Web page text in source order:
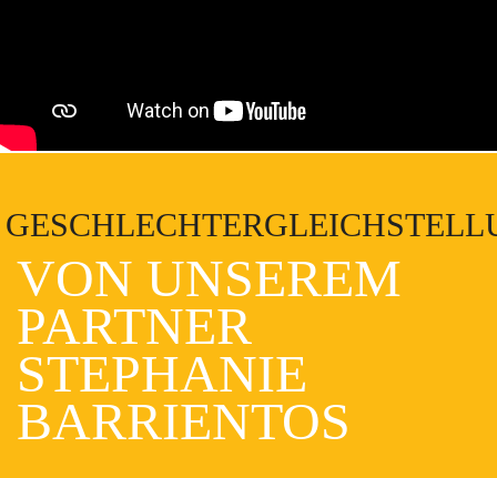
VON UNSEREM
PARTNER
STEPHANIE
BARRIENTOS